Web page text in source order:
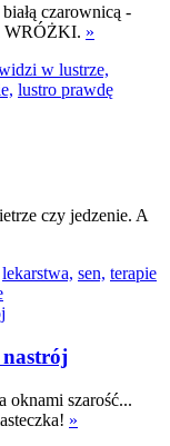
czarownicą -
WRÓŻKI. »
w lustrze,
lustro prawdę
czy jedzenie. A
lekarstwa, sen, terapie
nastrój
oknami szarość...
»